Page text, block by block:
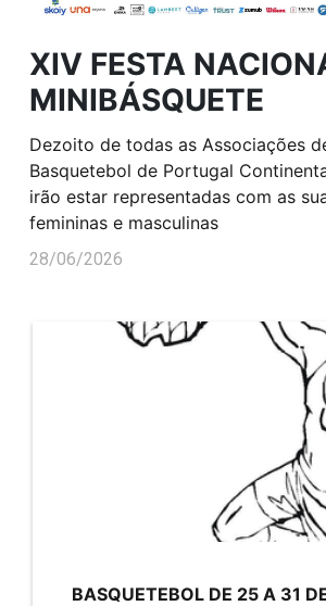
XIV FESTA
MINIBÁSQUETE
Dezoito de todas as Associações
Basquetebol de Portugal
irão estar representadas com as
femininas e masculinas
28/06/2026
BASQUETEBOL DE 25 A 31